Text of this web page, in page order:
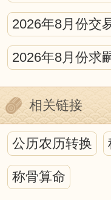
在日、月、星的
的规律，寓含着
在研究人与自然
的运行，而中国
究，提供了最好
历法上的吉凶
彩，甚至于荒诞
哲学、天文、地
2026年8月份交
2026年8月份求
相关链接
公历农历转换
称骨算命